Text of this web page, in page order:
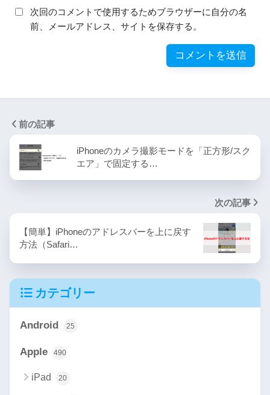
次回のコメントで使用するためブラウザーに自分の名
前、メールアドレス、サイトを保存する。
前の記事
iPhoneのカメラ撮影モードを「正方形/スク
エア」で固定する…
次の記事
【簡単】iPhoneのアドレスバーを上に戻す
方法（Safari…
カテゴリー
Android 25
Apple 490
iPad 20